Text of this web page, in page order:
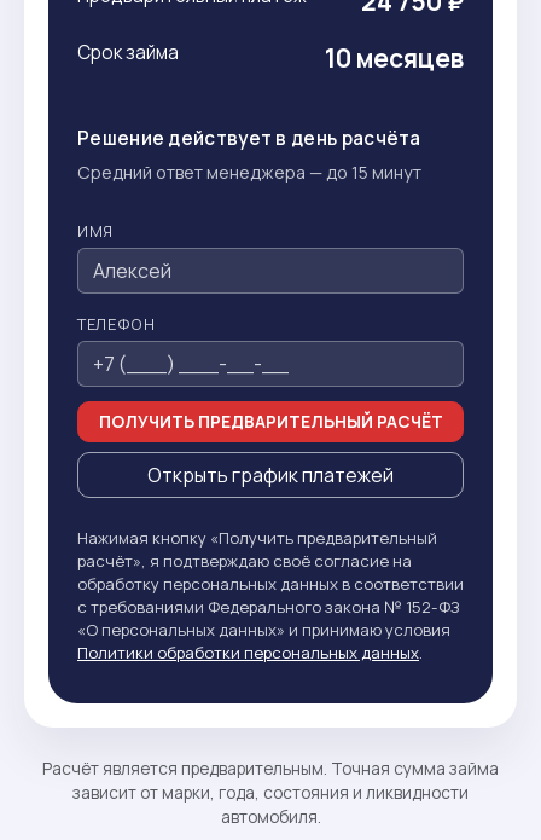
Срок займа 10 месяцев
Решение действует в день расчёта
Средний ответ менеджера — до 15 минут
ИМЯ
ТЕЛЕФОН
ПОЛУЧИТЬ ПРЕДВАРИТЕЛЬНЫЙ РАСЧЁТ
Открыть график платежей
Нажимая кнопку «Получить предварительный
расчёт», я подтверждаю своё согласие на
обработку персональных данных в соответствии
с требованиями Федерального закона № 152-ФЗ
«О персональных данных» и принимаю условия
Политики обработки персональных данных.
Расчёт является предварительным. Точная сумма займа
зависит от марки, года, состояния и ликвидности
автомобиля.